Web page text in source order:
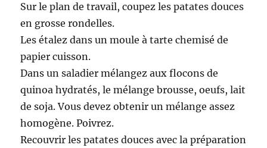
Sur le plan de travail, coupez les patates douces
en grosse rondelles.
Les étalez dans un moule à tarte chemisé de
papier cuisson.
Dans un saladier mélangez aux flocons de
quinoa hydratés, le mélange brousse, oeufs, lait
de soja. Vous devez obtenir un mélange assez
homogène. Poivrez.
Recouvrir les patates douces avec la préparation